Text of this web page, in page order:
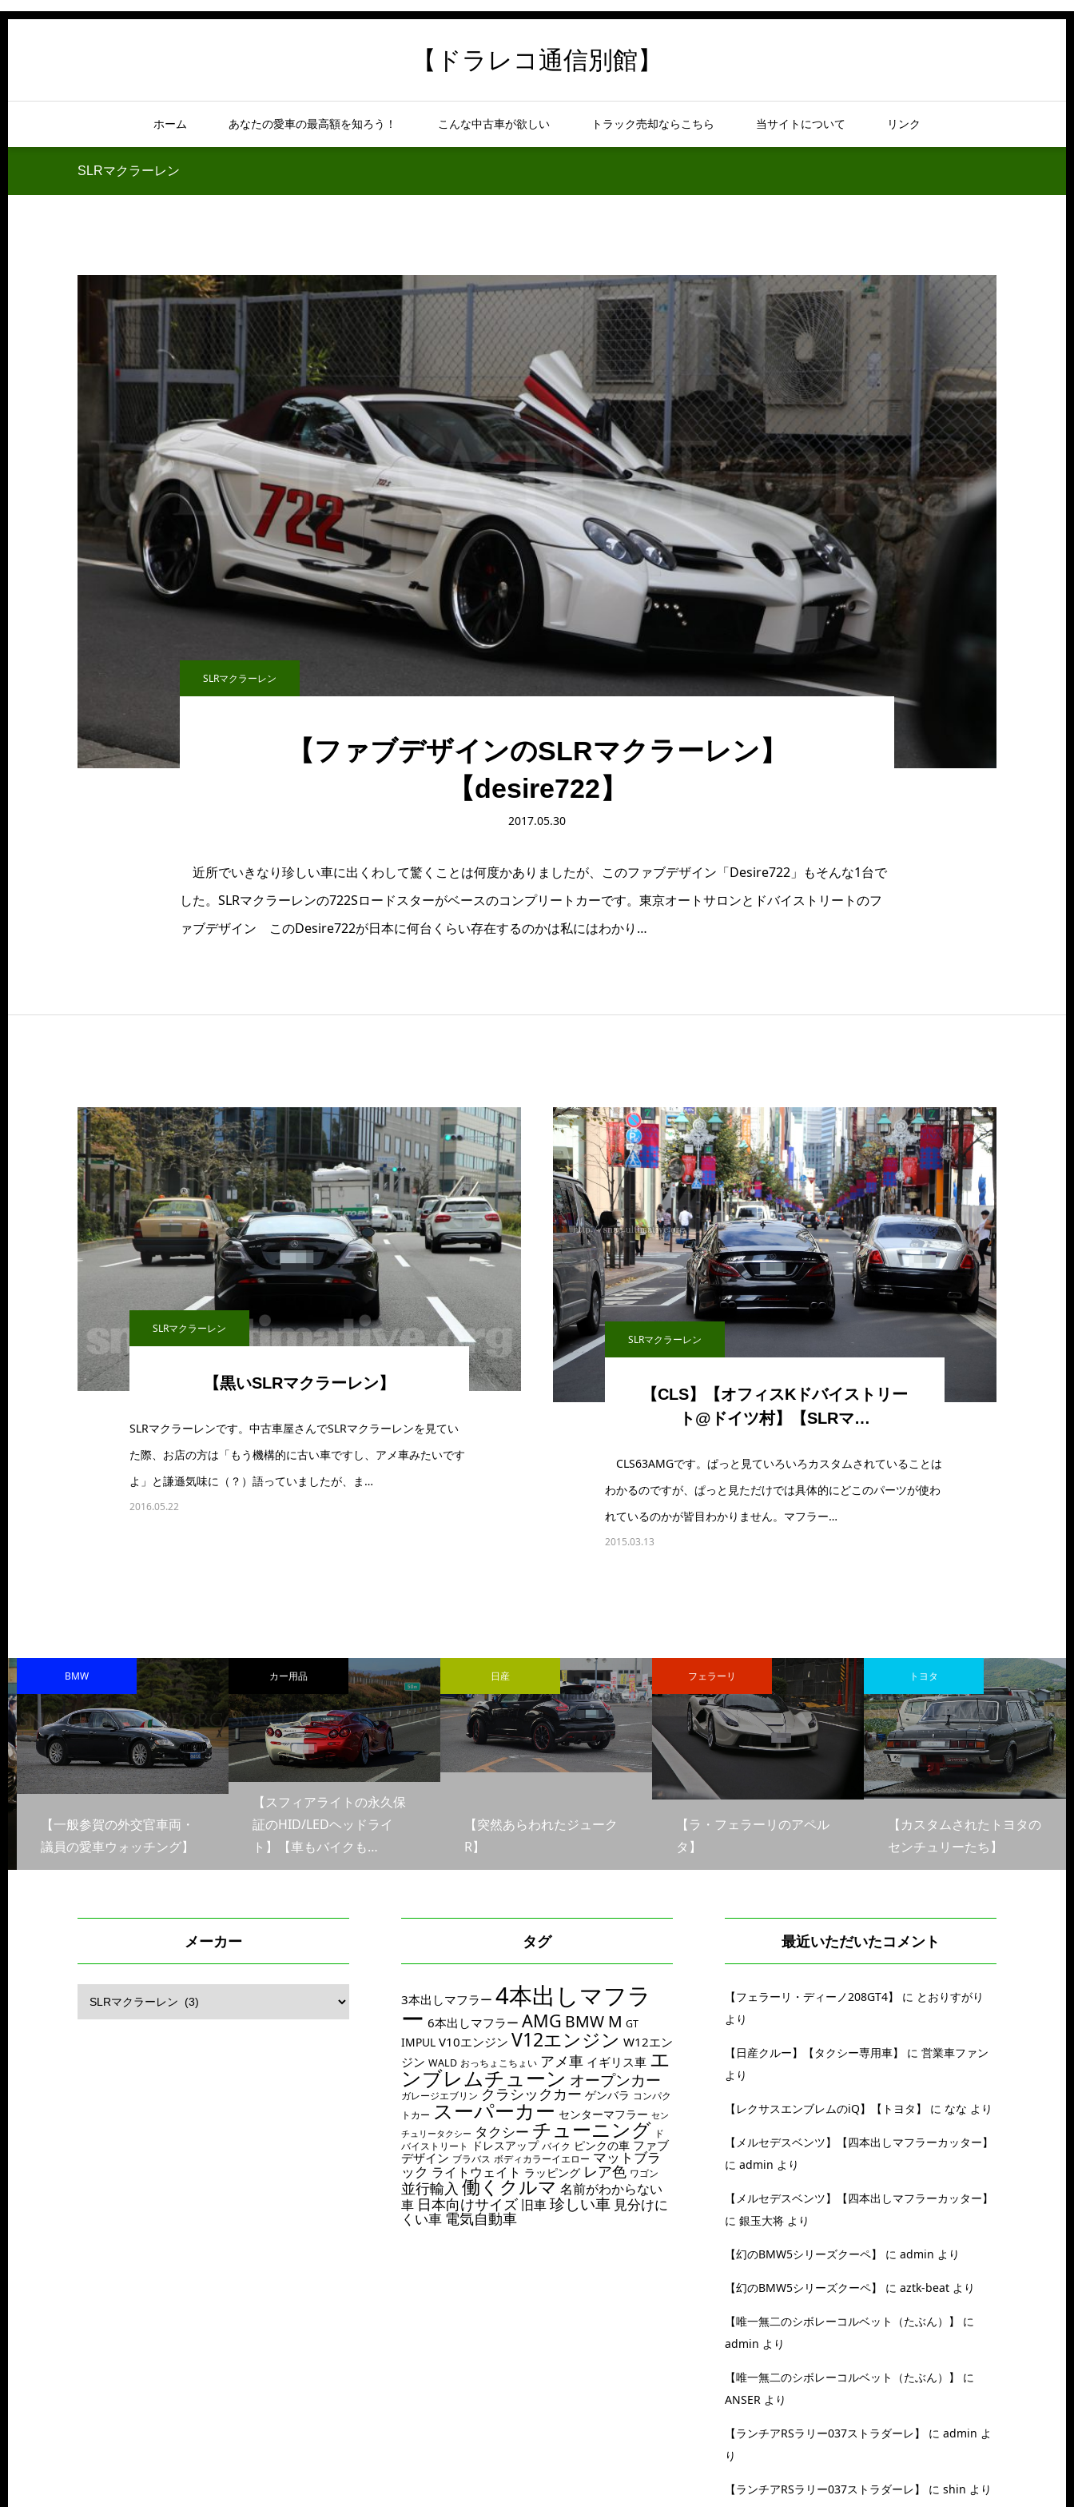
【ドラレコ通信別館】
ホーム あなたの愛車の最高額を知ろう！ こんな中古車が欲しい トラック売却ならこちら 当サイトについて リンク
SLRマクラーレン
SLRマクラーレン
【ファブデザインのSLRマクラーレン】
【desire722】
2017.05.30
近所でいきなり珍しい車に出くわして驚くことは何度かありましたが、このファブデザイン「Desire722」もそんな1台で
した。SLRマクラーレンの722Sロードスターがベースのコンプリートカーです。東京オートサロンとドバイストリートのフ
ァブデザイン このDesire722が日本に何台くらい存在するのかは私にはわかり…
SLRマクラーレン
【黒いSLRマクラーレン】
SLRマクラーレンです。中古車屋さんでSLRマクラーレンを見てい
た際、お店の方は「もう機構的に古い車ですし、アメ車みたいです
よ」と謙遜気味に（？）語っていましたが、ま…
2016.05.22
SLRマクラーレン
【CLS】【オフィスKドバイストリー
ト@ドイツ村】【SLRマ…
CLS63AMGです。ぱっと見ていろいろカスタムされていることは
わかるのですが、ぱっと見ただけでは具体的にどこのパーツが使わ
れているのかが皆目わかりません。マフラー…
2015.03.13
BMW
【一般参賀の外交官車両・
議員の愛車ウォッチング】
カー用品
【スフィアライトの永久保
証のHID/LEDヘッドライ
ト】【車もバイクも…
日産
【突然あらわれたジューク
R】
フェラーリ
【ラ・フェラーリのアペル
タ】
トヨタ
【カスタムされたトヨタの
センチュリーたち】
メーカー タグ
3本出しマフラー 4本出しマフラ
ー 6本出しマフラー AMG BMW M GT
IMPUL V10エンジン V12エンジン W12エン
ジン WALD おっちょこちょい アメ車 イギリス車 エ
ンブレムチューン オープンカー
ガレージエブリン クラシックカー ゲンバラ コンパク
トカー スーパーカー センターマフラー セン
チュリータクシー タクシー チューニング ド
バイストリート
ドレスアップ バイク ピンクの車 ファブ
デザイン ブラバス ボディカラーイエロー マットブラ
ック ライトウェイト ラッピング レア色 ワゴン
並行輸入 働くクルマ 名前がわからない
車 日本向けサイズ 旧車珍しい車 見分けに
くい車 電気自動車
最近いただいたコメント
【フェラーリ・ディーノ208GT4】 に とおりすがり
より
【日産クルー】【タクシー専用車】 に 営業車ファン
より
【レクサスエンブレムのiQ】【トヨタ】 に なな より
【メルセデスベンツ】【四本出しマフラーカッター】
に admin より
【メルセデスベンツ】【四本出しマフラーカッター】
に 銀玉大将 より
【幻のBMW5シリーズクーペ】 に admin より
【幻のBMW5シリーズクーペ】 に aztk-beat より
【唯一無二のシボレーコルベット（たぶん）】
に
admin より
【唯一無二のシボレーコルベット（たぶん）】
に
ANSER より
【ランチアRSラリー037ストラダーレ】 に admin よ
り
【ランチアRSラリー037ストラダーレ】 に shin より